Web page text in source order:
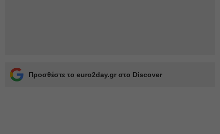
Προσθέστε το euro2day.gr στο Discover